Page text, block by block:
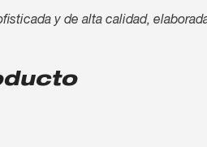
y de alta calidad,